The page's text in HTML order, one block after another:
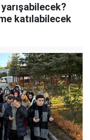
katılabilecek